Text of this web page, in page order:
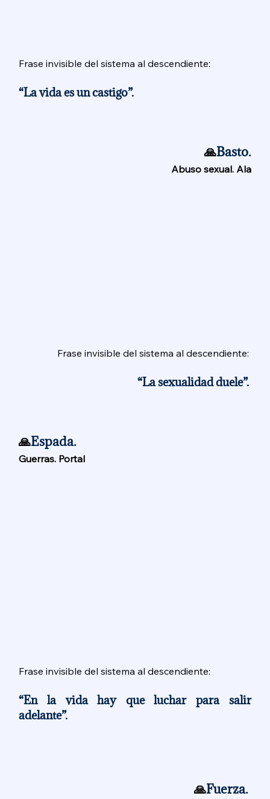
Frase invisible del sistema al descendiente:
“La vida es un castigo”.
🙏Basto.
Abuso sexual. Ala
Frase invisible del sistema al descendiente:
“La sexualidad duele”.
🙏Espada.
Guerras. Portal
Frase invisible del sistema al descendiente:
“En la vida hay que luchar para salir
adelante”.
🙏Fuerza.